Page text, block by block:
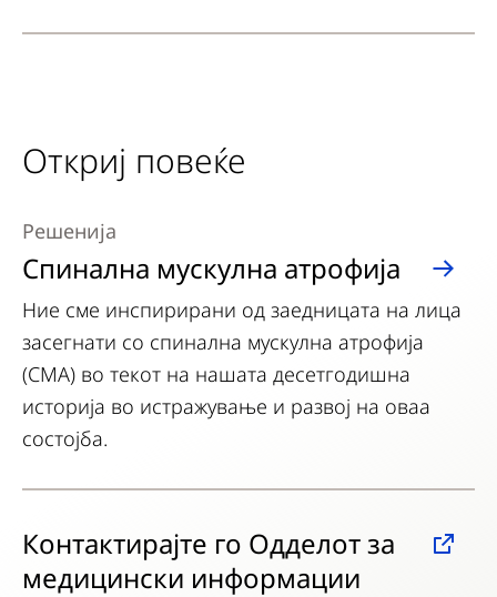
Откриј повеќе
Спинална мускулна атрофија
Решенија
Ние сме инспирирани од заедницата на лица
засегнати со спинална мускулна атрофија
(СМА) во текот на нашата десетгодишна
историја во истражување и развој на оваа
состојба.
Контактирајте го Одделот за
медицински информации